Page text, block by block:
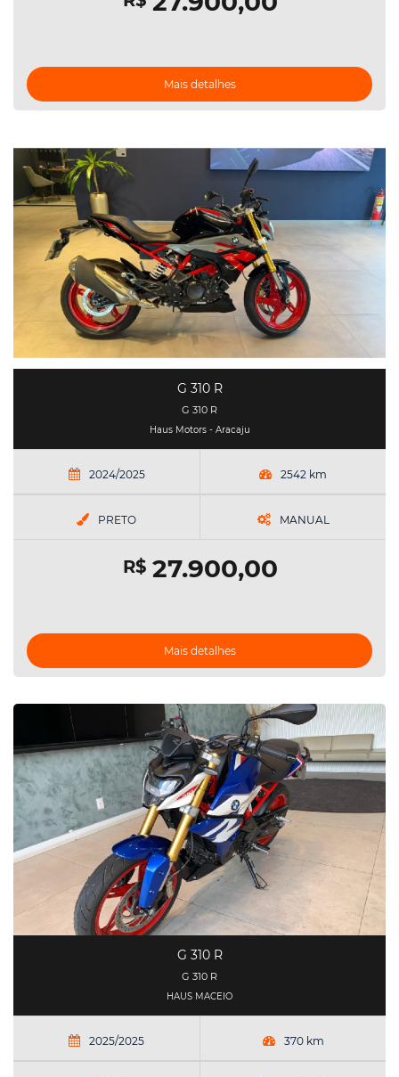
Mais detalhes
G 310 R
G 310 R
Haus Motors - Aracaju
2024/2025 2542 km
PRETO MANUAL
R$27.900,00
Mais detalhes
G 310 R
G 310 R
HAUS MACEIO
2025/2025 370 km